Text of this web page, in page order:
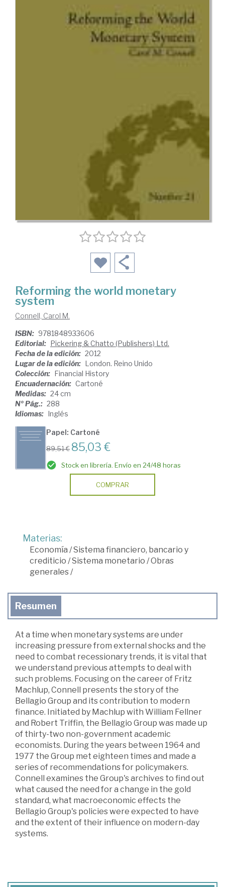
Reforming the world monetary
system
Connell, Carol M.
ISBN: 9781848933606
Editorial:
Pickering & Chatto (Publishers) Ltd.
Fecha de la edición: 2012
Lugar de la edición:
London. Reino Unido
Colección:
Financial History
Encuadernación: Cartoné
Medidas: 24 cm
Nº Pág.: 288
Idiomas:
Inglés
Papel: Cartoné
89,51 € 85,03 €
Stock en librería. Envío en 24/48 horas
COMPRAR
Materias:
Economía /Sistema financiero, bancario y
crediticio /Sistema monetario /Obras
generales/
Resumen
At a time when monetary systems are under
increasing pressure from external shocks and the
need to combat recessionary trends, it is vital that
we understand previous attempts to deal with
such problems. Focusing on the career of Fritz
Machlup, Connell presents the story of the
Bellagio Group and its contribution to modern
finance. Initiated by Machlup with William Fellner
and Robert Triffin, the Bellagio Group was made up
of thirty-two non-government academic
economists. During the years between 1964 and
1977 the Group met eighteen times and made a
series of recommendations for policymakers.
Connell examines the Group's archives to find out
what caused the need for a change in the gold
standard, what macroeconomic effects the
Bellagio Group's policies were expected to have
and the extent of their influence on modern-day
systems.